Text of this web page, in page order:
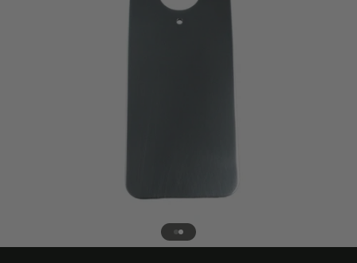
Gehe zu Element 1
Gehe zu Element 2